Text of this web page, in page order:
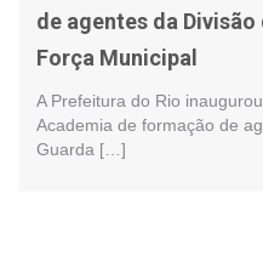
de agentes da
Força Municipal
A Prefeitura do Rio
Academia de formação de
Guarda […]